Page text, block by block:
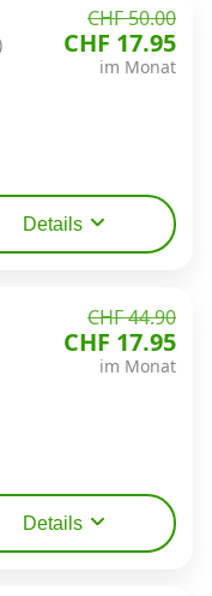
CHF 50.00
CHF 17.95
im Monat
Details
CHF 44.90
CHF 17.95
im Monat
Details